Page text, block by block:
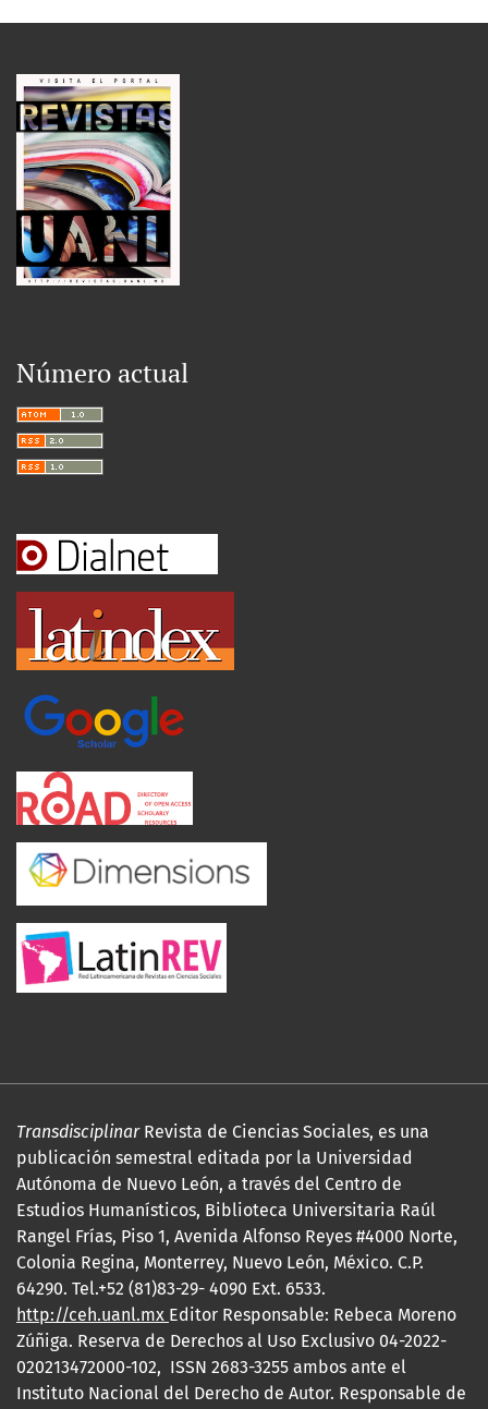
Número actual
TransdisciplinarRevista de Ciencias Sociales, es una
publicación semestral editada por la Universidad
Autónoma de Nuevo León, a través del Centro de
Estudios Humanísticos, Biblioteca Universitaria Raúl
Rangel Frías, Piso 1, Avenida Alfonso Reyes #4000 Norte,
Colonia Regina, Monterrey, Nuevo León, México. C.P.
64290. Tel.+52 (81)83-29- 4090 Ext. 6533.
http://ceh.uanl.mx Editor Responsable: Rebeca Moreno
Zúñiga. Reserva de Derechos al Uso Exclusivo 04-2022-
020213472000-102, ISSN 2683-3255 ambos ante el
Instituto Nacional del Derecho de Autor. Responsable de